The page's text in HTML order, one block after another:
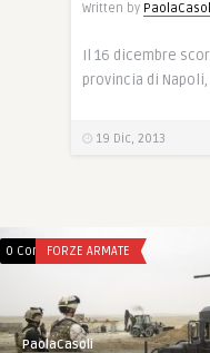
Written by
Il 16 dicembre
provincia di
19 Dic, 2013
0 CommentsFORZE ARMATE
PaolaCasoli